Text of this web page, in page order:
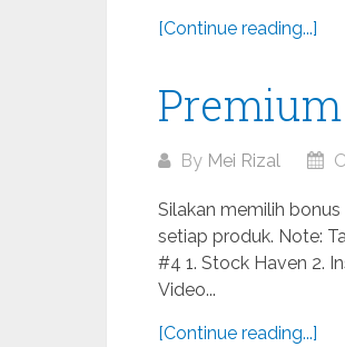
[Continue reading...]
By Mei Rizal
Silakan memilih
setiap produk. Note:
#4 1. Stock Haven 2.
Video...
[Continue reading...]